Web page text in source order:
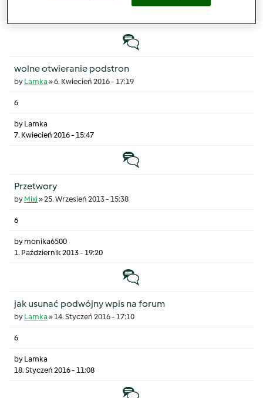
Temat zwyczajny
wolne otwieranie podstron
by Lamka »6. Kwiecień 2016 - 17:19
6
by Lamka
7. Kwiecień 2016 - 15:47
Temat zwyczajny
Przetwory
by Mixi»25. Wrzesień 2013 - 15:38
6
by monika6500
1. Październik 2013 - 19:20
Temat zwyczajny
jak usunać podwójny wpis na forum
by Lamka »14. Styczeń 2016 - 17:10
6
by Lamka
18. Styczeń 2016 - 11:08
Temat zwyczajny